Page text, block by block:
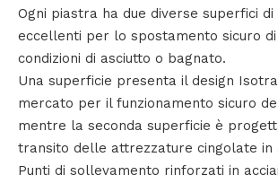
Ogni piastra ha due diverse superfici di
eccellenti per lo spostamento sicuro di
condizioni di asciutto o bagnato.
Una superficie presenta il design
mercato per il funzionamento sicuro
mentre la seconda superficie è
transito delle attrezzature cingolate in
Punti di sollevamento rinforzati in